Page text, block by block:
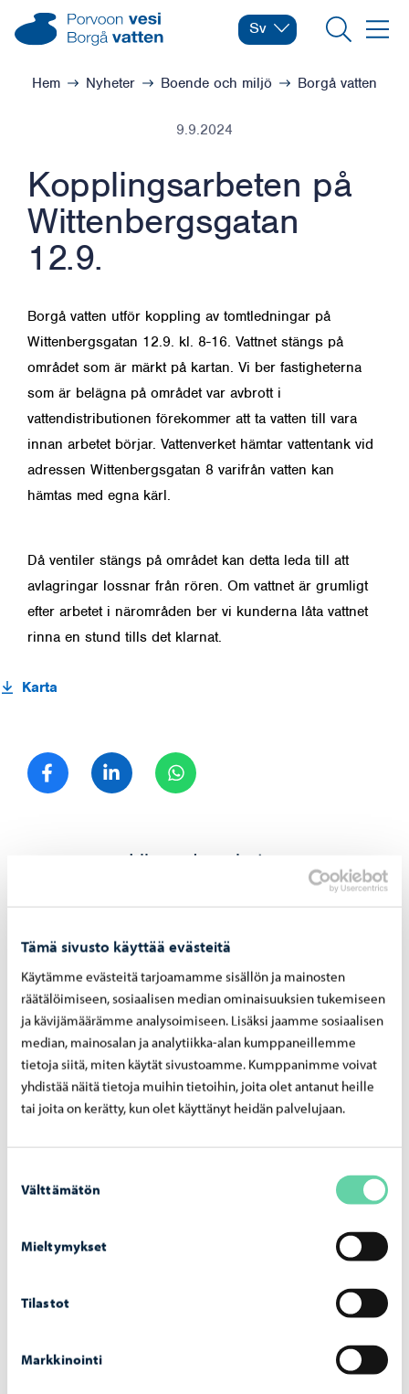
Tämä sivusto käyttää evästeitä
Käytämme evästeitä tarjoamamme sisällön ja mainosten
räätälöimiseen, sosiaalisen median ominaisuuksien tukemiseen
ja kävijämäärämme analysoimiseen. Lisäksi jaamme sosiaalisen
median, mainosalan ja analytiikka-alan kumppaneillemme
tietoja siitä, miten käytät sivustoamme. Kumppanimme voivat
yhdistää näitä tietoja muihin tietoihin, joita olet antanut heille
tai joita on kerätty, kun olet käyttänyt heidän palvelujaan.
valinta
Välttämätön
Mieltymykset
Tilastot
Markkinointi
Hoppa till innehåll
Meny
Borgå vatten – Gå till startsidan
Byt språk
Nuvarande språk:
Sv
Sök
Bläddra:
Hem Nyheter Boende och miljö Borgå vatten
9.9.2024
Kopplingsarbeten på
Wittenbergsgatan
12.9.
Borgå vatten utför koppling av tomtledningar på
Wittenbergsgatan 12.9. kl. 8-16. Vattnet stängs på
området som är märkt på kartan. Vi ber fastigheterna
som är belägna på området var avbrott i
vattendistributionen förekommer att ta vatten till vara
innan arbetet börjar. Vattenverket hämtar vattentank vid
adressen Wittenbergsgatan 8 varifrån vatten kan
hämtas med egna kärl.
Då ventiler stängs på området kan detta leda till att
avlagringar lossnar från rören. Om vattnet är grumligt
efter arbetet i närområden ber vi kunderna låta vattnet
rinna en stund tills det klarnat.
Karta
Dela på FacebookDela på LinkedIn
Liknande nyheter
Reparation av dagvattenledning vid
Tingsgårdsvägens och Prostvägens
korsning – arbetet inleds den 29.7
Borgå vatten -24.7.2026
Borgå vatten avlägsnar reglerstationen på
Gammelbackavägen – arbetet inleds den 29
juli
Borgå vatten inför en faktureringsavgift för